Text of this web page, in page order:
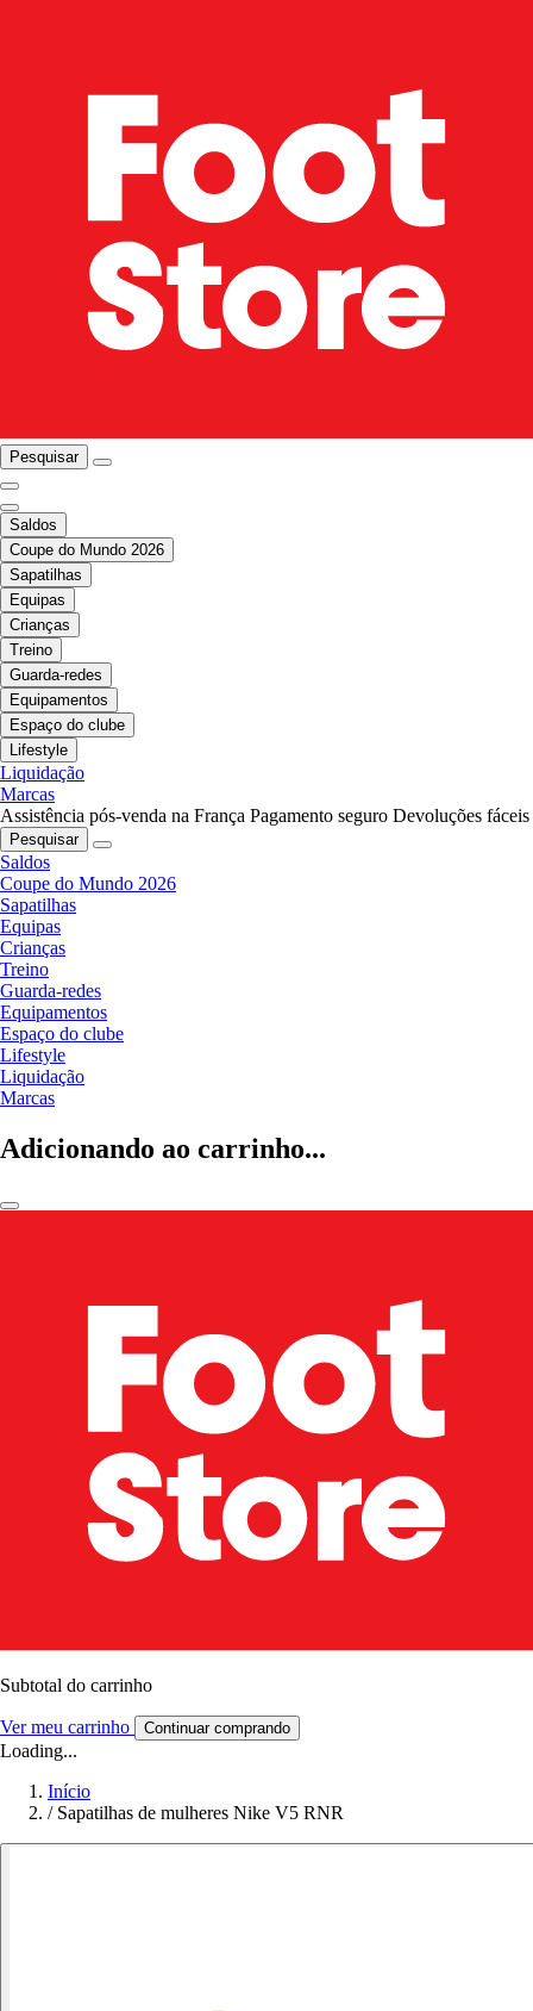
Pesquisar
Saldos
Coupe do Mundo 2026
Sapatilhas
Equipas
Crianças
Treino
Guarda-redes
Equipamentos
Espaço do clube
Lifestyle
Liquidação
Marcas
Assistência pós-venda na França Pagamento seguro Devoluções fáceis
Pesquisar
Saldos
Coupe do Mundo 2026
Sapatilhas
Equipas
Crianças
Treino
Guarda-redes
Equipamentos
Espaço do clube
Lifestyle
Liquidação
Marcas
Adicionando ao carrinho...
Subtotal do carrinho
Ver meu carrinho Continuar comprando
Loading...
Início
/ Sapatilhas de mulheres Nike V5 RNR